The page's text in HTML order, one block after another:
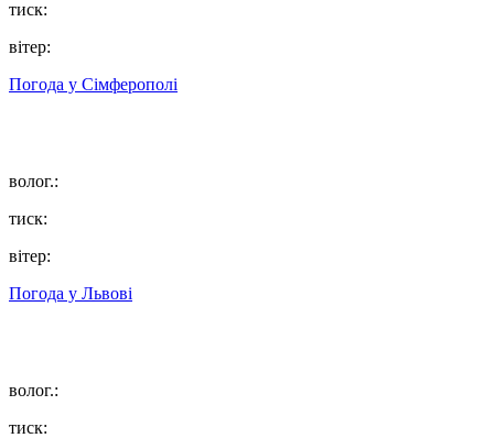
тиск:
вітер:
Погода у Сімферополі
волог.:
тиск:
вітер:
Погода у Львові
волог.:
тиск: